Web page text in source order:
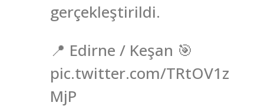
gerçekleştirildi.
📍 Edirne / Keşan 🎯
pic.twitter.com/TRtOV1z
MjP